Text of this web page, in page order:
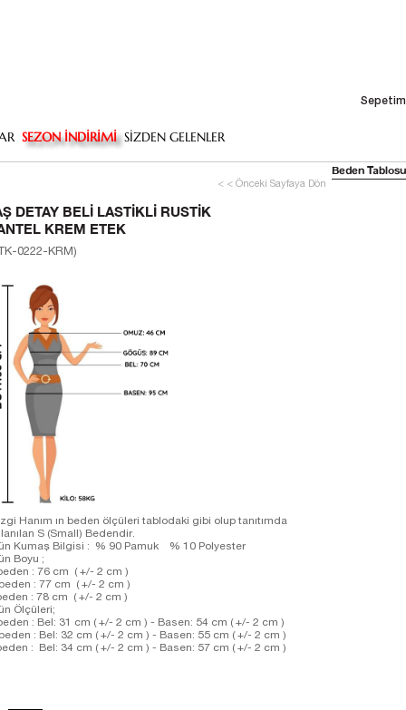
Sepetim
SEZON İNDİRİMİ SİZDEN GELENLER
< < Önceki Sayfaya Dön
DETAY BELI LASTIKLI RUSTIK
KREM ETEK
0222-KRM)
Hanım ın beden ölçüleri tablodaki gibi olup tanıtımda
S (Small) Bedendir.
Kumaş Bilgisi : % 90 Pamuk % 10 Polyester
Boyu ;
: 76 cm ( +/- 2 cm )
: 77 cm ( +/- 2 cm )
: 78 cm ( +/- 2 cm )
Ölçüleri;
: Bel: 31 cm ( +/- 2 cm ) - Basen: 54 cm ( +/- 2 cm )
: Bel: 32 cm ( +/- 2 cm ) - Basen: 55 cm ( +/- 2 cm )
: Bel: 34 cm ( +/- 2 cm ) - Basen: 57 cm ( +/- 2 cm )
Beden Tablosu